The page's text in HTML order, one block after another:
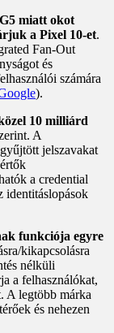
miatt okot
a Pixel 10-et.
Fan-Out
és
számára
).
10 milliárd
A
jelszavakat
a credential
identitáslopások
funkciója egyre
kikapcsolásra
nélküli
a felhasználókat,
A legtöbb márka
és nehezen